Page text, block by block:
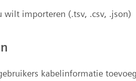
wilt importeren (.tsv, .csv, .json)
kabelinformatie